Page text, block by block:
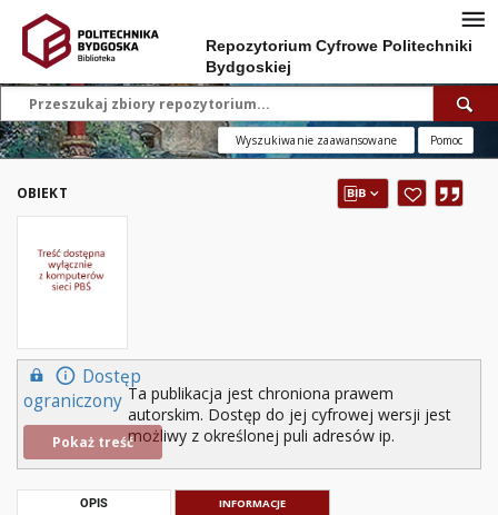
Repozytorium Cyfrowe Politechniki
Bydgoskiej
Wyszukiwanie zaawansowane Pomoc
OBIEKT
Dostęp
ograniczony
Pokaż treść
Ta publikacja jest chroniona prawem
autorskim. Dostęp do jej cyfrowej wersji jest
możliwy z określonej puli adresów ip.
OPIS INFORMACJE